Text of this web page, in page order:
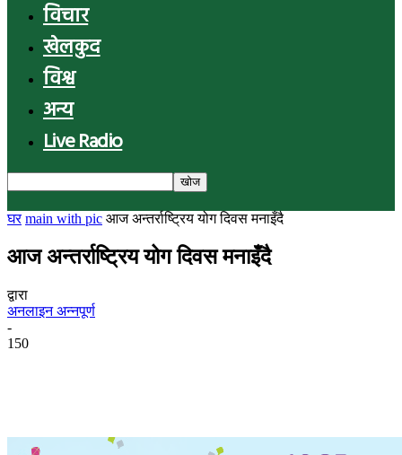
विचार
खेलकुद
विश्व
अन्य
Live Radio
घर main with pic आज अन्तर्राष्ट्रिय योग दिवस मनाइँदै
आज अन्तर्राष्ट्रिय योग दिवस मनाइँदै
द्वारा
अनलाइन अन्नपूर्ण
-
150